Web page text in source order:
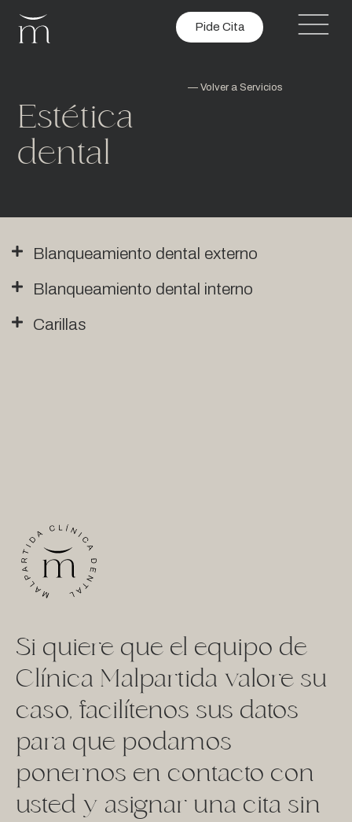
Pide Cita
Estética
dental
— Volver a Servicios
Blanqueamiento dental externo
Blanqueamiento dental interno
Carillas
Si quiere que el equipo de
Clínica Malpartida valore su
caso, facilítenos sus datos
para que podamos
ponernos en contacto con
usted y asignar una cita sin